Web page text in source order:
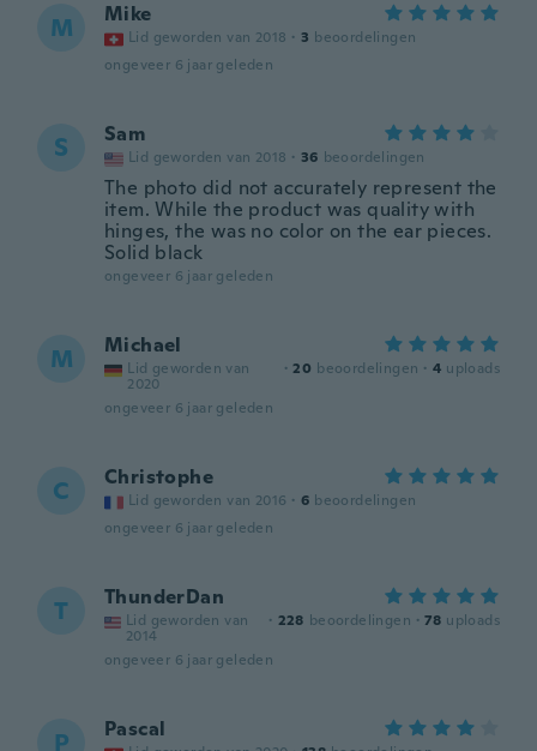
M Mike
Lid geworden van 2018 · 3 beoordelingen
ongeveer 6 jaar geleden
S Sam
Lid geworden van 2018 · 36 beoordelingen
The photo did not accurately represent the
item. While the product was quality with
hinges, the was no color on the ear pieces.
Solid black
ongeveer 6 jaar geleden
M Michael
Lid geworden van
2020
· 20 beoordelingen · 4 uploads
ongeveer 6 jaar geleden
C Christophe
Lid geworden van 2016 · 6 beoordelingen
ongeveer 6 jaar geleden
T ThunderDan
Lid geworden van
2014
· 228 beoordelingen · 78 uploads
ongeveer 6 jaar geleden
P Pascal